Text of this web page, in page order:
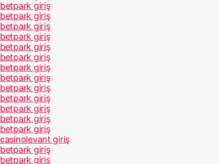
betpark giriş
betpark giriş
betpark giriş
betpark giriş
betpark giriş
betpark giriş
betpark giriş
betpark giriş
betpark giriş
betpark giriş
betpark giriş
betpark giriş
betpark giriş
casinolevant giriş
betpark giriş
betpark giriş